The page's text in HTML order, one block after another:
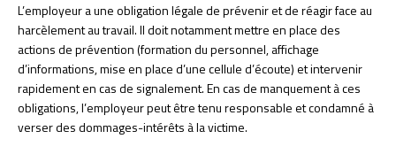
L’employeur a une obligation légale de prévenir et de réagir face au
harcèlement au travail. Il doit notamment mettre en place des
actions de prévention (formation du personnel, affichage
d’informations, mise en place d’une cellule d’écoute) et intervenir
rapidement en cas de signalement. En cas de manquement à ces
obligations, l’employeur peut être tenu responsable et condamné à
verser des dommages-intérêts à la victime.